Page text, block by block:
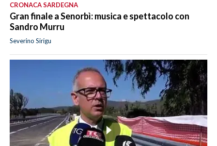
CRONACA SARDEGNA
Gran finale a Senorbì: musica e spettacolo con
Sandro Murru
Severino Sirigu